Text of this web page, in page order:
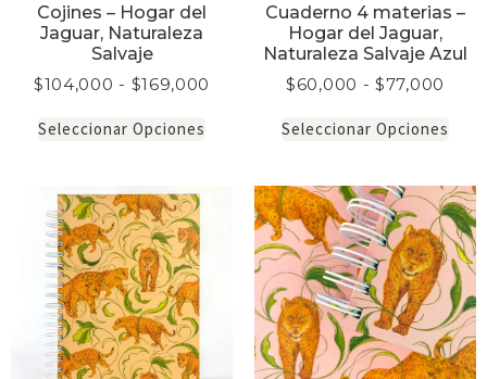
Cojines – Hogar del
Jaguar, Naturaleza
Salvaje
$104,000 - $169,000
Seleccionar Opciones
Cuaderno 4 materias –
Hogar del Jaguar,
Naturaleza Salvaje Azul
$60,000 - $77,000
Seleccionar Opciones